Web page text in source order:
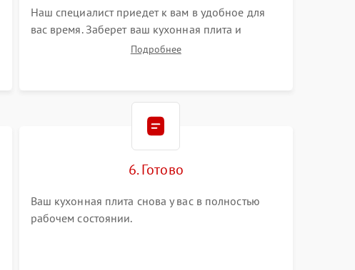
Наш специалист приедет к вам в удобное для
вас время. Заберет ваш кухонная плита и
привезет на склад для диагностики.
Подробнее
6. Готово
Ваш кухонная плита снова у вас в полностью
рабочем состоянии.